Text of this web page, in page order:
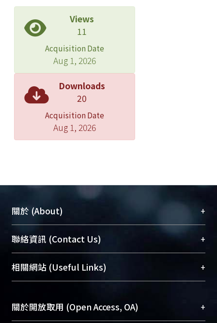
Views
11
Acquisition Date
Aug 1, 2026
Downloads
20
Acquisition Date
Aug 1, 2026
關於 (About) +
臺大位居世界頂尖大學之列，為永久珍藏及向國際
展現本校豐碩的研究成果及學術能量，圖書館整合
機構典藏（NTUR）與學術庫（AH）不同功能平
台，成為臺大學術典藏NTU scholars。期能整合研
成果。
聯絡資訊 (Contact Us) +
總館學科館員(Main Library)
醫學圖書館學科館員(Medical Library)
Sciences Library)
相關網站 (Useful Links) +
關於開放取用 (Open Access, OA) +